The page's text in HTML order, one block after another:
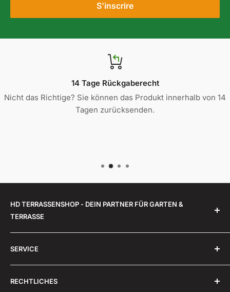
S'inscrire
14 Tage Rückgaberecht
Nicht das Richtige? Sie können das Produkt innerhalb von 14
Tagen zurücksenden.
HD TERRASSENSHOP - DEIN PARTNER FÜR GARTEN &
TERRASSE
Unsere Mission bei HD-Terrassenshop GmbH ist es,
Ihre Terrasse in eine echte Wohlfühloase zu
verwandeln. Wir möchten, dass Sie die Zeit draußen
genauso genießen können wie drinnen. Mit unseren
SERVICE
Über uns
Montageanleitungen Mülltonnenboxen
RECHTLICHES